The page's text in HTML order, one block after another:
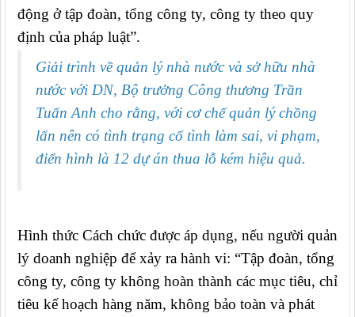
động ở tập đoàn, tổng công ty, công ty theo quy
định của pháp luật”.
Giải trình về quản lý nhà nước và sở hữu nhà
nước với DN, Bộ trưởng Công thương Trần
Tuấn Anh cho rằng, với cơ chế quản lý chồng
lấn nên có tình trạng cố tình làm sai, vi phạm,
điển hình là 12 dự án thua lỗ kém hiệu quả.
Hình thức Cách chức được áp dụng, nếu người quản
lý doanh nghiệp để xảy ra hành vi: “Tập đoàn, tổng
công ty, công ty không hoàn thành các mục tiêu, chỉ
tiêu kế hoạch hàng năm, không bảo toàn và phát